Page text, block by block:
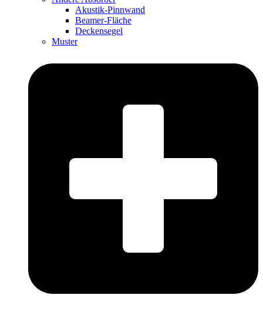
Akustik-Pinnwand
Beamer-Fläche
Deckensegel
Muster